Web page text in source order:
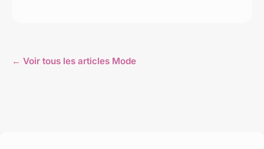
← Voir tous les articles Mode